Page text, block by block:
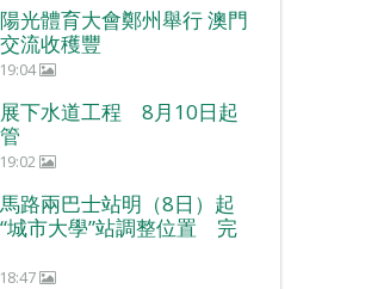
光體育大會鄭州舉行 澳門
流收穫豐
下水道工程 8月10日起
路兩巴士站明（8日）起
市大學”站調整位置 完